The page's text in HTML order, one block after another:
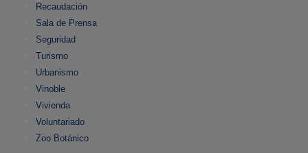
Recaudación
Sala de Prensa
Seguridad
Turismo
Urbanismo
Vinoble
Vivienda
Voluntariado
Zoo Botánico